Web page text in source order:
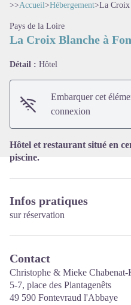
>>Accueil>Hébergement>La Croix
Pays de la Loire
La Croix Blanche à
Détail : Hôtel
Embarquer cet
connexion
Hôtel et restaurant situé en
piscine.
Infos pratiques
sur réservation
Contact
Christophe & Mieke
5-7, place des Plantagenêts
49 590 Fontevraud l'Abbaye